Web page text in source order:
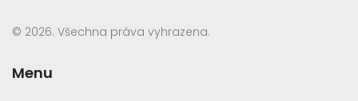
© 2026. Všechna práva vyhrazena.
Menu